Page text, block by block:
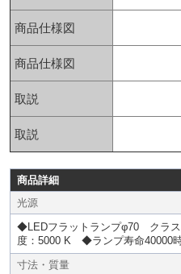
商品仕様図
商品仕様図
取説
取説
商品詳細
光源
◆LEDフラットランプφ70 クラ
度：5000 K ◆ランプ寿命40000時
寸法・質量